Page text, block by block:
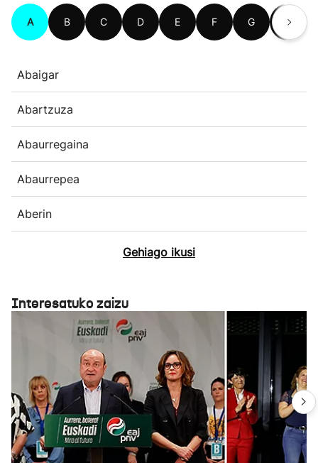
A B C D E F G H
Abaigar
Abartzuza
Abaurregaina
Abaurrepea
Aberin
Gehiago ikusi
Interesatuko zaizu